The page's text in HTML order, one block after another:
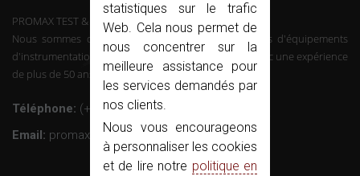
statistiques sur le trafic
Web. Cela nous permet de
nous concentrer sur la
meilleure assistance pour
les services demandés par
nos clients.
Nous vous encourageons
à personnaliser les cookies
et de lire notre politique en
PROMAX TEST & MEASUREMENT, SLU ©
Nous sommes des fabricants de télécommunications d'équipements
d'instrumentation et l'électronique professionnelle avec une expérience
de plus de 50 ans dans le secteur.
Téléphone: (+34) 931 847 700
Email: promax@promax.es